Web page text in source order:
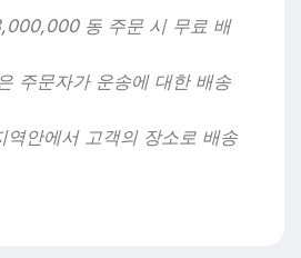
동 주문 시 무료 배
주문자가 운송에 대한 배송
역안에서 고객의 장소로 배송